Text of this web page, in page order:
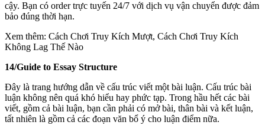
cậy. Bạn có order trực tuyến 24/7 với dịch vụ vận chuyển được đảm
bảo đúng thời hạn.
Xem thêm: Cách Chơi Truy Kích Mượt, Cách Chơi Truy Kích
Không Lag Thế Nào
14/Guide to Essay Structure
Đây là trang hướng dẫn về cấu trúc viết một bài luận. Cấu trúc bài
luận không nên quá khó hiểu hay phức tạp. Trong hầu hết các bài
viết, gồm cả bài luận, bạn cần phải có mở bài, thân bài và kết luận,
tất nhiên là gồm cả các đoạn văn bổ ý cho luận điểm nữa.